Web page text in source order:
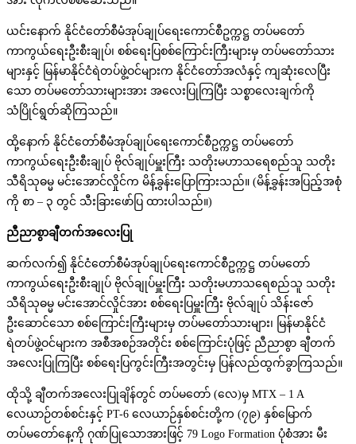
ယင်းနောက် နိုင်ငံတော်စီမံအုပ်ချုပ်ရေးကောင်စီဥက္ကဋ္ဌ တပ်မတော်
ကာကွယ်ရေးဦးစီးချုပ်၊ စစ်ရေးပြစစ်ကြောင်းကြီးများမှ တပ်မတော်သား
များနှင့် မြန်မာနိုင်ငံရဲတပ်ဖွဲ့ဝင်များက နိုင်ငံတော်အလံနှင့် ကျဆုံးလေပြီး
သော တပ်မတော်သားများအား အလေးပြုကြပြီး သစ္စာလေးချက်ကို
သံပြိုင်ရွတ်ဆိုကြသည်။
ထို့နောက် နိုင်ငံတော်စီမံအုပ်ချုပ်ရေးကောင်စီဥက္ကဋ္ဌ တပ်မတော်
ကာကွယ်ရေးဦးစီးချုပ် ဗိုလ်ချုပ်မှူးကြီး သတိုးမဟာသရေစည်သူ သတိုး
သီရိသုဓမ္မ မင်းအောင်လှိုင်က မိန့်ခွန်းပြောကြားသည်။ (မိန့်ခွန်းအပြည့်အစုံ
ကို စာ – ၃ တွင် သီးခြားဖော်ပြ ထားပါသည်။)
ညီညာစွာချီတက်အလေးပြု
ဆက်လက်၍ နိုင်ငံတော်စီမံအုပ်ချုပ်ရေးကောင်စီဥက္ကဋ္ဌ တပ်မတော်
ကာကွယ်ရေးဦးစီးချုပ် ဗိုလ်ချုပ်မှူးကြီး သတိုးမဟာသရေစည်သူ သတိုး
သီရိသုဓမ္မ မင်းအောင်လှိုင်အား စစ်ရေးပြမှူးကြီး ဗိုလ်ချုပ် သိန်းဇော်
ဦးဆောင်သော စစ်ကြောင်းကြီးများမှ တပ်မတော်သားများ၊ မြန်မာနိုင်ငံ
ရဲတပ်ဖွဲ့ဝင်များက အစီအစဉ်အတိုင်း စစ်ကြောင်းပုံဖြင့် ညီညာစွာ ချီတက်
အလေးပြုကြပြီး စစ်ရေးပြကွင်းကြီးအတွင်းမှ ပြန်လည်ထွက်ခွာကြသည်။
ထိုသို့ ချီတက်အလေးပြုချိန်တွင် တပ်မတော် (လေ)မှ MTX – 1 A
လေယာဉ်တစ်စင်းနှင့် PT-6 လေယာဉ်နှစ်စင်းတို့က (၇၉) နှစ်မြောက်
တပ်မတော်နေ့ကို ဂုဏ်ပြုသောအားဖြင့် 79 Logo Formation ပုံစံအား မီး